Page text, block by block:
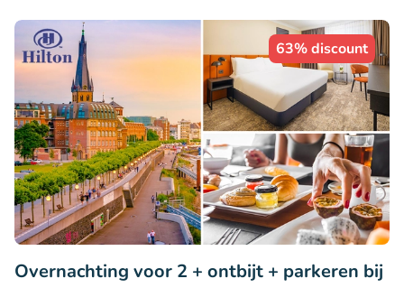
63% discount
Overnachting voor 2 + ontbijt + parkeren bij